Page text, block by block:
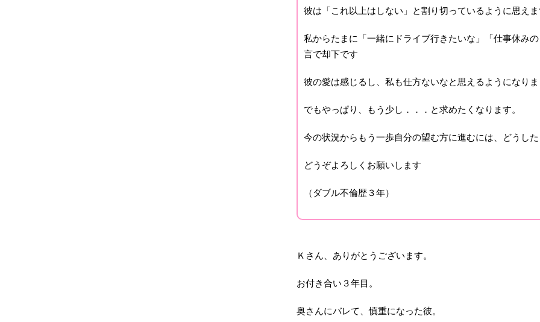
彼は「これ以上はしない」と割り切っているように思えま
私からたまに「一緒にドライブ行きたいな」「仕事休み
言で却下です
彼の愛は感じるし、私も仕方ないなと思えるようになりま
でもやっぱり、もう少し．．．と求めたくなります。
今の状況からもう一歩自分の望む方に進むには、どうし
どうぞよろしくお願いします
（ダブル不倫歴３年）
Ｋさん、ありがとうございます。
お付き合い３年目。
奥さんにバレて、慎重になった彼。